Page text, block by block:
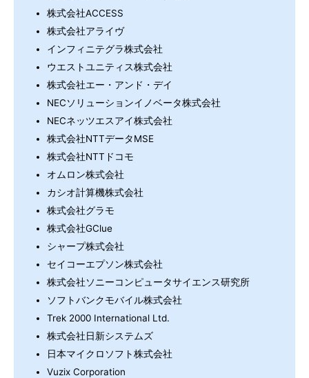
株式会社ACCESS
株式会社アライヴ
インフィニテグラ株式会社
ウエストユニティス株式会社
株式会社エー・アンド・デイ
NECソリューションイノベータ株式会社
NECネッツエスアイ株式会社
株式会社NTTデータMSE
株式会社NTTドコモ
オムロン株式会社
カシオ計算機株式会社
株式会社グラモ
株式会社GClue
シャープ株式会社
セイコーエプソン株式会社
株式会社ソニーコンピュータサイエンス研究所
ソフトバンクモバイル株式会社
Trek 2000 International Ltd.
株式会社日新システムズ
日本マイクロソフト株式会社
Vuzix Corporation